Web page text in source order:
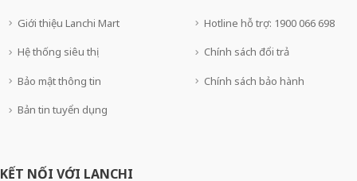
Giới thiệu Lanchi Mart
Hệ thống siêu thị
Bảo mật thông tin
Bản tin tuyển dụng
Hotline hỗ trợ: 1900 066 698
Chính sách đổi trả
Chính sách bảo hành
KẾT NỐI VỚI LANCHI